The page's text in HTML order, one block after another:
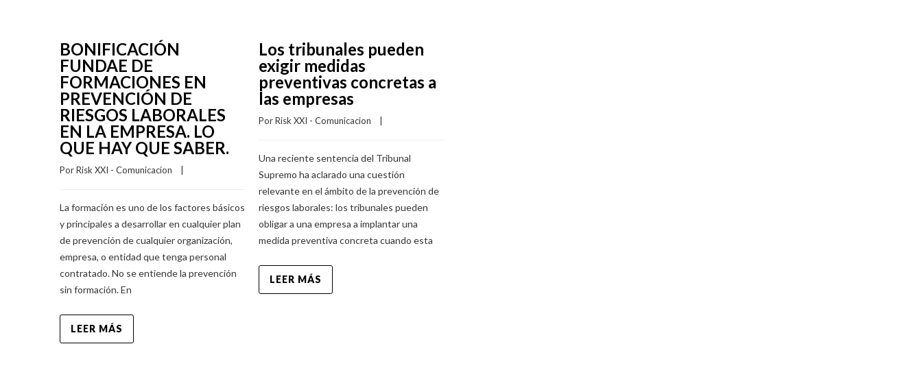
BONIFICACIÓN
FUNDAE DE
FORMACIONES EN
PREVENCIÓN DE
RIESGOS LABORALES
EN LA EMPRESA. LO
QUE HAY QUE SABER.
Por Risk XXI - Comunicacion
La formación es uno de los factores básicos
y principales a desarrollar en cualquier plan
de prevención de cualquier organización,
empresa, o entidad que tenga personal
contratado. No se entiende la prevención
sin formación. En
LEER MÁS
Los tribunales pueden
exigir medidas
preventivas concretas a
las empresas
Por Risk XXI - Comunicacion
Una reciente sentencia del Tribunal
Supremo ha aclarado una cuestión
relevante en el ámbito de la prevención de
riesgos laborales: los tribunales pueden
obligar a una empresa a implantar una
medida preventiva concreta cuando esta
LEER MÁS